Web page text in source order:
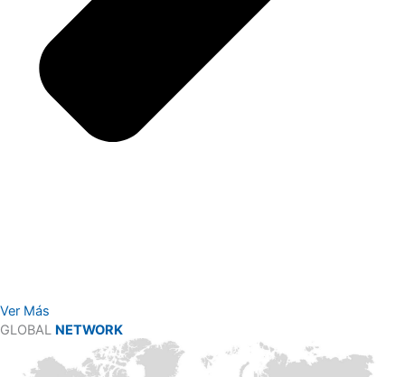
Ver Más
GLOBAL NETWORK